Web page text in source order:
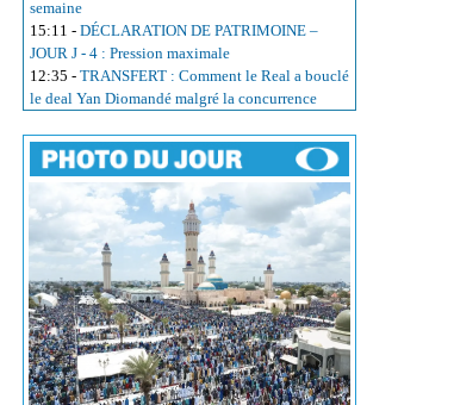
semaine
15:11 - DÉCLARATION DE PATRIMOINE –
JOUR J - 4 : Pression maximale
12:35 - TRANSFERT : Comment le Real a bouclé
le deal Yan Diomandé malgré la concurrence